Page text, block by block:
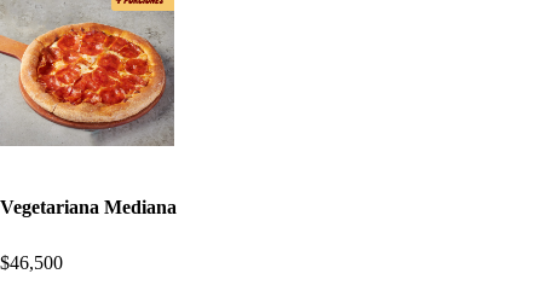
Vegetariana Mediana
$46,500